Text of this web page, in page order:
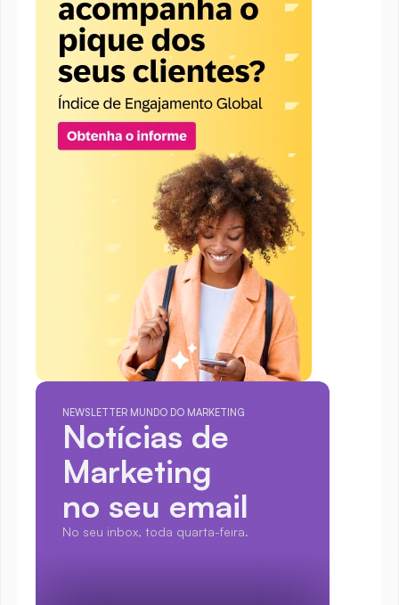
NEWSLETTER MUNDO DO MARKETING
Notícias de
Marketing
no seu email
No seu inbox, toda quarta-feira.